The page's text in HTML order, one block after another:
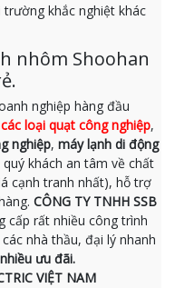
khắc nghiệt khác
nhôm Shoohan
nghiệp hàng đầu
các loại quạt công nghiệp,
nghiệp, máy lạnh di động
khách an tâm về chất
cạnh tranh nhất), hỗ trợ
CÔNG TY TNHH SSB
cấp rất nhiều công trình
nhà thầu, đại lý nhanh
ưu đãi.
VIỆT NAM